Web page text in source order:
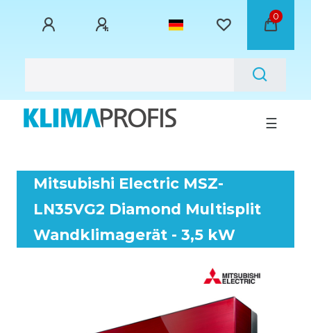
0
☰
Mitsubishi Electric MSZ-
LN35VG2 Diamond Multisplit
Wandklimagerät - 3,5 kW